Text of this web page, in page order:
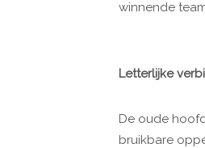
winnende
Letterlijke
De oude
bruikbare